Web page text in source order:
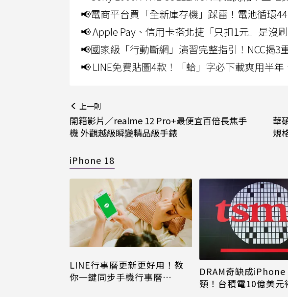
📢電商平台買「全新庫存機」踩雷！電池循環
📢 Apple Pay、信用卡搭北捷「只扣1元」是沒
📢國家級「行動斷網」演習完整指引！NCC揭3
📢 LINE免費貼圖4款！「蛤」字必下載爽用半
上一則
開箱影片／realme 12 Pro+最便宜百倍長焦手
機 外觀越級瞬變精品級手錶
華
規
iPhone 18
LINE行事曆更新更好用！教
你一鍵同步手機行事曆
DRAM奇缺成iPhone
頸！台積電10億美元